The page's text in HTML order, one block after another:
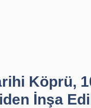
Köprü,
İnşa